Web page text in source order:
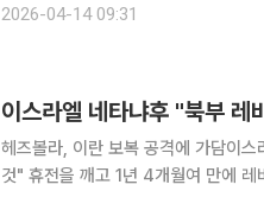
2026-04-14 09:31
이스라엘 네타냐후 "북부 레
헤즈볼라, 이란 보복 공격에 가담이
것" 휴전을 깨고 1년 4개월여 만에 레바논과 공세를 펼치고 있는 이스라엘이 이들과 맞닿은 '북부 국